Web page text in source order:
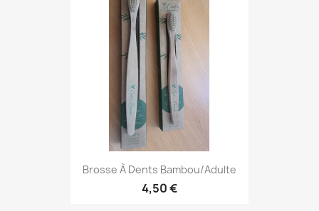
Brosse À Dents Bambou/Adulte
4,50 €